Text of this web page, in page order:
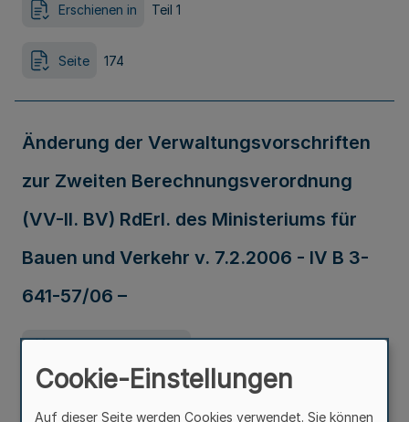
Erschienen in Teil 1
Seite 174
Änderung der Verwaltungsvorschriften
zur Zweiten Berechnungsverordnung
(VV-II. BV) RdErl. des Ministeriums für
Bauen und Verkehr v. 7.2.2006 - IV B 3-
641-57/06 –
Cookie-Einstellungen
Auf dieser Seite werden Cookies verwendet. Sie können